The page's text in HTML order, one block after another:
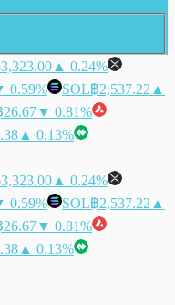
▲ 0.24%
0.59% SOL฿2,537.22 ▲
26.67▼ 0.81%
▲ 0.13%
▲ 0.24%
0.59% SOL฿2,537.22 ▲
26.67▼ 0.81%
▲ 0.13%